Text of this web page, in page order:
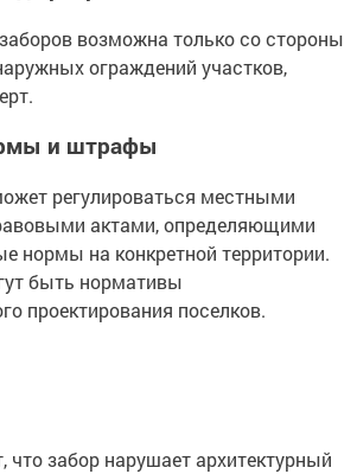
возможна только со стороны
ограждений участков,
и штрафы
регулироваться местными
актами, определяющими
нормы на конкретной территории.
быть нормативы
проектирования поселков.
что забор нарушает архитектурный